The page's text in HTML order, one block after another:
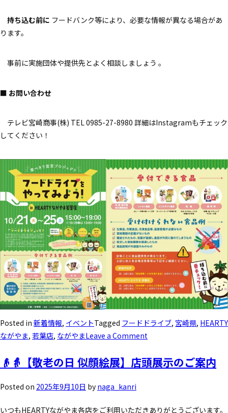
持ち込む前に フードバンク等により、必要な情報が異なる場合があ
ります。
事前に実施団体や提供先とよく相談しましょう 。
■ お問い合わせ
テレビ宮崎商事(株) TEL 0985-27-8980 詳細はInstagramもチェック
してください！
Posted in 新着情報, イベントTagged フードドライブ, 宮崎県, HEARTY
ながやま, 若葉店, ながやまLeave a Comment
👴👵【敬老の日 似顔絵展】店頭展示のご案内
Posted on 2025年9月10日 by naga_kanri
いつもHEARTYながやま各店をご利用いただきありがとうございます。